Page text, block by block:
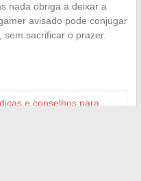
nada obriga a deixar a
avisado pode conjugar
sacrificar o prazer.
e conselhos para